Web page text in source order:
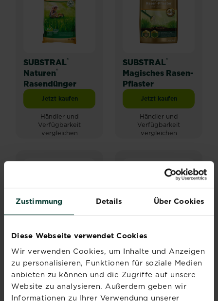
Zustimmung Details Über Cookies
Diese Webseite verwendet Cookies
Wir verwenden Cookies, um Inhalte und Anzeigen
zu personalisieren, Funktionen für soziale Medien
anbieten zu können und die Zugriffe auf unsere
Website zu analysieren. Außerdem geben wir
Informationen zu Ihrer Verwendung unserer
SUBSTRAL®
Naturen®
Rasendünger
Jetzt kaufenSUBSTRAL® Naturen® Rasendünger
Händler und
Verfügbarkeit
vergleichen
SUBSTRAL®
Magisches Rasen-
Pflaster
Jetzt kaufenSUBSTRAL®
Händler und
Verfügbarkeit
vergleichen
SUBSTRAL®
Naturen®
Pferdedung
Jetzt kaufenSUBSTRAL® Naturen® Pferdedung
SUBSTRAL
Vertikutiermix
Jetzt kaufen